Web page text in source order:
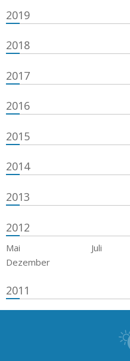
2019
2018
2017
2016
2015
2014
2013
2012
Mai Juli
Dezember
2011